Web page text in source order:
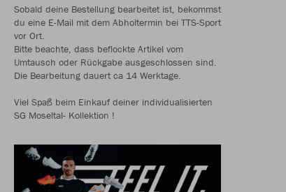
Sobald deine Bestellung bearbeitet ist, bekommst
du eine E-Mail mit dem Abholtermin bei TTS-Sport
vor Ort.
Bitte beachte, dass beflockte Artikel vom
Umtausch oder Rückgabe ausgeschlossen sind.
Die Bearbeitung dauert ca 14 Werktage.
Viel Spaß beim Einkauf deiner individualisierten
SG Moseltal- Kollektion !